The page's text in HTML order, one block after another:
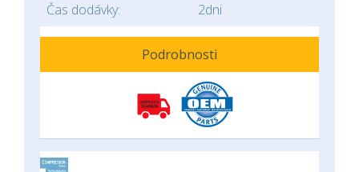
Čas dodávky:
2dni
Podrobnosti